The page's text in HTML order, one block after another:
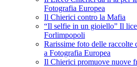
Fotografia Europea
Il Chierici contro la Mafia
“Il selfie in un gioiello” Il
Forlimpopoli
Rarissime foto delle
a Fotografia Europea
Il Chierici promuove nuove